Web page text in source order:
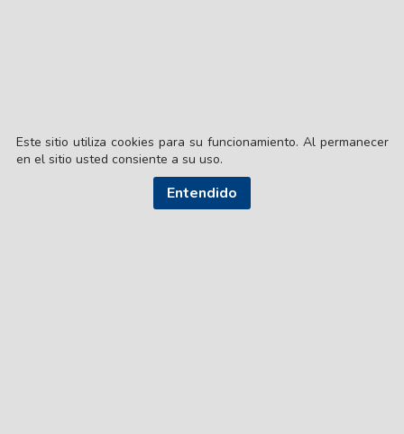
Este sitio utiliza cookies para su funcionamiento. Al permanecer
en el sitio usted consiente a su uso.
Entendido